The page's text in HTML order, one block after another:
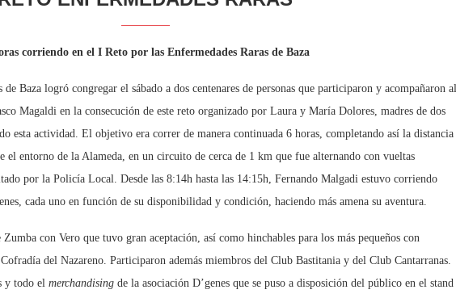
corriendo en el I Reto por las Enfermedades Raras de Baza
Baza logró congregar el sábado a dos centenares de personas que participaron y acompañaron al
Magaldi en la consecución de este reto organizado por Laura y María Dolores, madres de dos
esta actividad. El objetivo era correr de manera continuada 6 horas, completando así la distancia
entorno de la Alameda, en un circuito de cerca de 1 km que fue alternando con vueltas
por la Policía Local. Desde las 8:14h hasta las 14:15h, Fernando Malgadi estuvo corriendo
cada uno en función de su disponibilidad y condición, haciendo más amena su aventura.
con Vero que tuvo gran aceptación, así como hinchables para los más pequeños con
del Nazareno. Participaron además miembros del Club Bastitania y del Club Cantarranas.
y todo el merchandising de la asociación D’genes que se puso a disposición del público en el stand